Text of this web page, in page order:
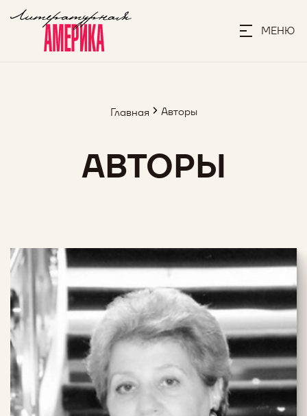
МЕНЮ
АВТОРЫ
Главная Авторы